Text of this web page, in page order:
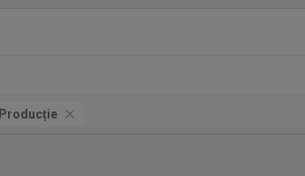
Producție